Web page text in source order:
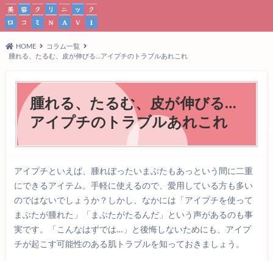
HOME
コラム一覧
腫れる、たるむ、皮が伸びる…アイプチのトラブルあれこれ
腫れる、たるむ、皮が伸びる…
アイプチのトラブルあれこれ
アイプチといえば、腫れぼったいまぶたもあっという間に二重
にできるアイテム。手軽に使えるので、愛用している方も多い
のではないでしょうか？しかし、なかには「アイプチを使って
まぶたが腫れた」「まぶたがたるんだ」という声があるのも事
実です。「こんなはずでは…」と後悔しないためにも、アイプ
チが起こす可能性のある肌トラブルを知っておきましょう。